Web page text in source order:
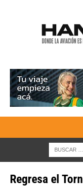
Regresa el